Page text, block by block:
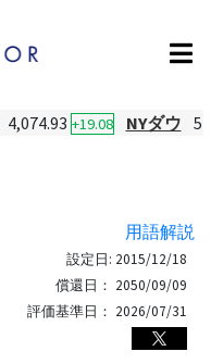
4,074.93 +19.08 NYダウ
用語解説
設定日: 2015/12/18
償還日： 2050/09/09
評価基準日： 2026/07/31